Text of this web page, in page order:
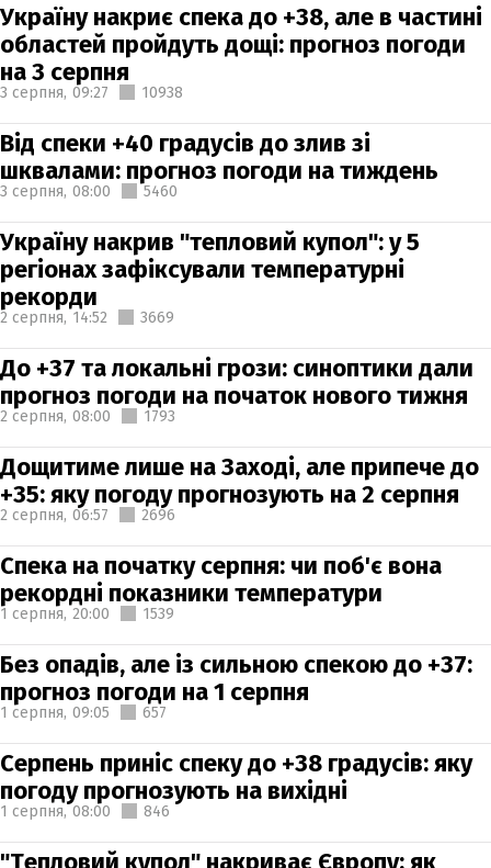
Україну накриє спека до +38, але в частині
областей пройдуть дощі: прогноз погоди
на 3 серпня
3 серпня, 09:27 10938
Від спеки +40 градусів до злив зі
шквалами: прогноз погоди на тиждень
3 серпня, 08:00 5460
Україну накрив "тепловий купол": у 5
регіонах зафіксували температурні
рекорди
2 серпня, 14:52 3669
До +37 та локальні грози: синоптики дали
прогноз погоди на початок нового тижня
2 серпня, 08:00 1793
Дощитиме лише на Заході, але припече до
+35: яку погоду прогнозують на 2 серпня
2 серпня, 06:57 2696
Спека на початку серпня: чи поб'є вона
рекордні показники температури
1 серпня, 20:00 1539
Без опадів, але із сильною спекою до +37:
прогноз погоди на 1 серпня
1 серпня, 09:05 657
Серпень приніс спеку до +38 градусів: яку
погоду прогнозують на вихідні
1 серпня, 08:00 846
"Тепловий купол" накриває Європу: як